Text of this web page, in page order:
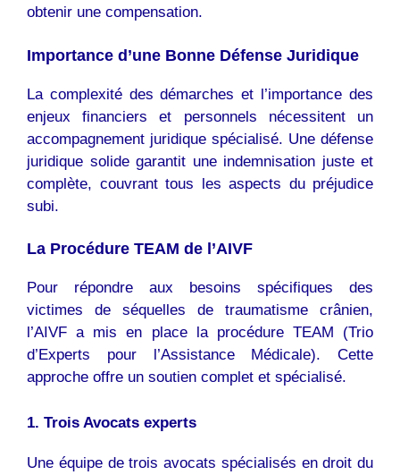
obtenir une compensation.
Importance d’une Bonne Défense Juridique
La complexité des démarches et l’importance des
enjeux financiers et personnels nécessitent un
accompagnement juridique spécialisé. Une défense
juridique solide garantit une indemnisation juste et
complète, couvrant tous les aspects du préjudice
subi.
La Procédure TEAM de l’AIVF
Pour répondre aux besoins spécifiques des
victimes de séquelles de traumatisme crânien,
l’AIVF a mis en place la procédure TEAM (Trio
d’Experts pour l’Assistance Médicale). Cette
approche offre un soutien complet et spécialisé.
1. Trois Avocats experts
Une équipe de trois avocats spécialisés en droit du